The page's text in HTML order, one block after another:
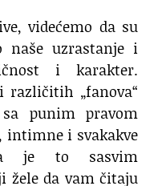
videćemo da su
uzrastanje i
i karakter.
različitih „fanova“
punim pravom
intimne i svakakve
je to sasvim
žele da vam čitaju